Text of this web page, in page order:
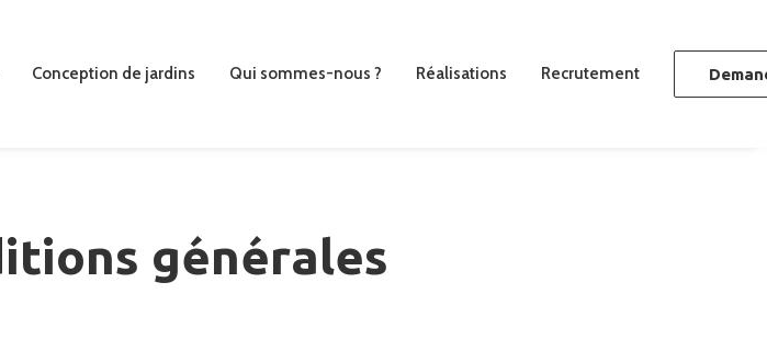
Conception de jardins Qui sommes-nous ? Réalisations Recrutement
générales